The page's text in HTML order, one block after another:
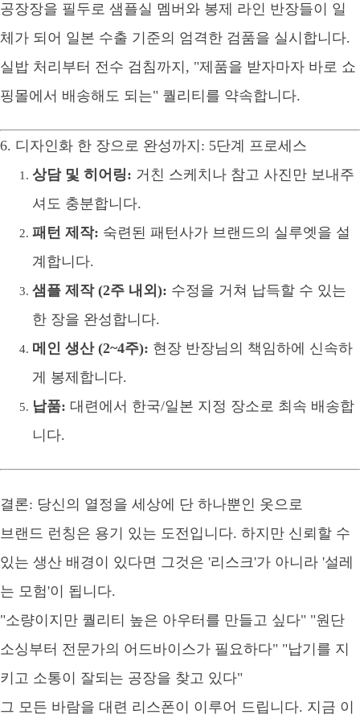
공장장을 필두로 샘플실 멤버와 봉제 라인 반장들이 일
체가 되어 일본 수출 기준의 엄격한 검품을 실시합니다.
실밥 처리부터 전수 검침까지, "제품을 받자마자 바로 쇼
핑몰에서 배송해도 되는" 퀄리티를 약속합니다.
6. 디자인화 한 장으로 완성까지: 5단계 프로세스
상담 및 히어링: 거친 스케치나 참고 사진만 보내주
셔도 충분합니다.
패턴 제작: 숙련된 패턴사가 브랜드의 실루엣을 설
계합니다.
샘플 제작 (2주 내외): 수정을 거쳐 납득할 수 있는
한 장을 완성합니다.
메인 생산 (2~4주): 현장 반장님의 책임하에 신속하
게 봉제합니다.
납품: 대련에서 한국/일본 지정 장소로 최속 배송합
니다.
결론: 당신의 열정을 세상에 단 하나뿐인 옷으로
브랜드 런칭은 용기 있는 도전입니다. 하지만 신뢰할 수
있는 생산 배경이 있다면 그것은 '리스크'가 아니라 '설레
는 모험'이 됩니다.
"소량이지만 퀄리티 높은 아우터를 만들고 싶다" "원단
소싱부터 전문가의 어드바이스가 필요하다" "납기를 지
키고 소통이 잘되는 공장을 찾고 있다"
그 모든 바람을 대련 리스폰이 이루어 드립니다. 지금 이